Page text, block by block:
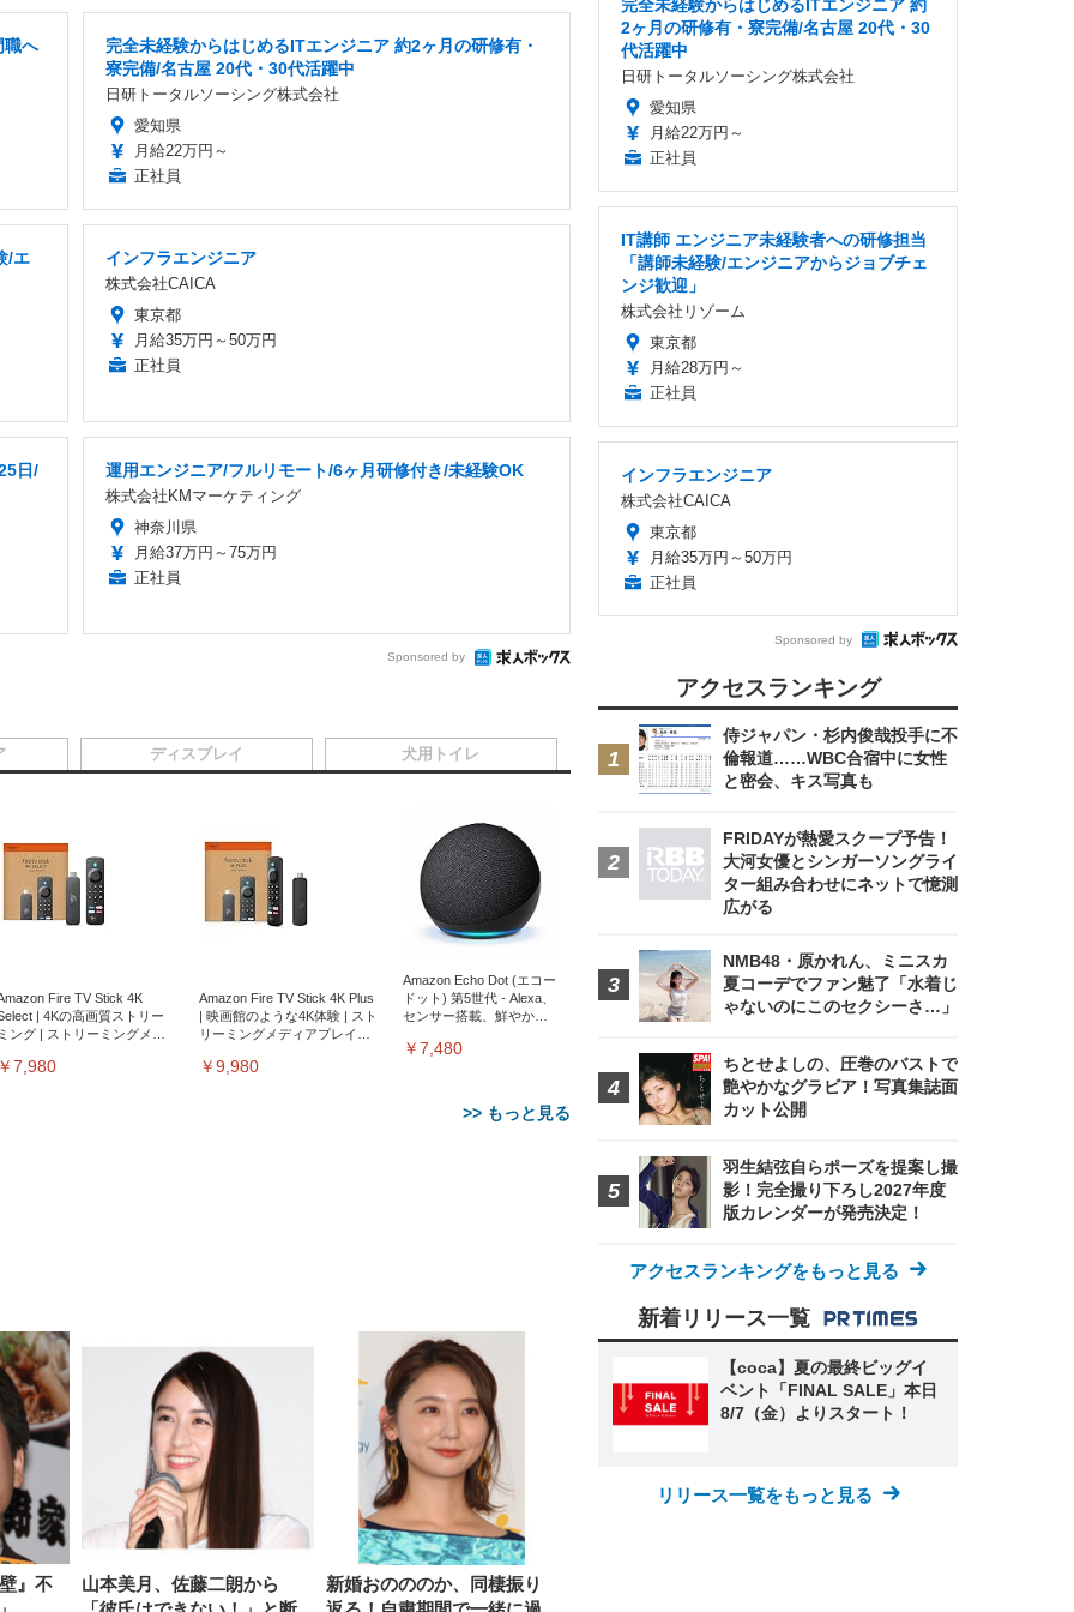
職へ
完全未経験からはじめるITエンジニア 約2ヶ月の研修有・
寮完備/名古屋 20代・30代活躍中
日研トータルソーシング株式会社
愛知県
月給22万円～
正社員
/エ インフラエンジニア
株式会社CAICA
東京都
月給35万円～50万円
正社員
日/ 運用エンジニア/フルリモート/6ヶ月研修付き/未経験OK
株式会社KMマーケティング
神奈川県
月給37万円～75万円
正社員
Sponsored by
Fire TV Stick 4K
| 4Kの高画質ストリー
ング | ストリーミングメデ
7,980
Amazon Fire TV Stick 4K Plus
| 映画館のような4K体験 | スト
リーミングメディアプレイヤ
￥9,980
Amazon Echo Dot (エコー
ドット) 第5世代 - Alexa、
センサー搭載、鮮やかな
￥7,480
>> もっと見る
オフィスチェア デスク
ェア 疲れない テレワーク
ェア 強化バックレスト 30
ロッキング機能 人間工学 椅
腰サポート 90度跳ね上げ
アームレスト 3Dヘッドレス
ハンガー付き 高反発クッシ
ン PCチェア 通気性メッシ
ゲーミング/勉強/事務用 お
ゃれ パソコンチェア (ブラ
ク)
7,680
Sezlife オフィスチェア デスク
チェア 疲れない テレワーク
チェア 強化バックレスト 30度
ロッキング機能 人間工学 椅子
腰サポート 90度跳ね上げ式ア
ームレスト 3Dヘッドレスト
ハンガー付き 高反発クッショ
ン PCチェア 通気性メッシュ
ゲーミング/勉強/事務用 おし
ゃれ パソコンチェア (ホワイ
ト)
￥7,680
ANDWINT オフィスチェ
ア デスクチェア 肘なし メ
ッシュ 通気性 ランバーサ
ポート付き 腰サポート ガ
ス圧無段階昇降 360度回
転 キャスター付き コンパ
クト 幅52×奥行58.5×高さ
84～96cm テレワーク 在
宅勤務 ブラック
￥4,139
ディスプレイ
品】27"ゲーミングモ
DualSense 充電フッ
（CFI-ZDM1J）
E2724HS 27インチ 液晶モ
ニター フル
HD（1920×1080）VA 非光
沢 HDMI/DisplayPort/VGA
スピーカー内蔵 高さ調整 ス
イベル VESA対応
ComfortView ビジネス向け
￥15,800
【MiniLED/24.5inch/280Hz/FHD】
GRAPHT THE SHOOTER
Gaming Monitor 24” Essential ゲ
ーミングモニター QD 24.5インチ
1ms FHD 量子ドット 残像低減 (3
年保証 | 輝点保証 | 日本メーカー)
￥34,980
犬用トイレ
オ・ルーライフ ネオ・オム
L 中型犬用 26枚入り 単品
1,800
Smart Basic(スマートベーシ
ック) 【Amazon.co.jp限定】
Smart Basic アイリスオーヤマ
ペットシーツ 超厚型 お徳用
ワイド 100枚入 (x 1) (ケース
販売)
￥3,670
アイリスオーヤマ ペット
シーツ 超厚型 お徳用 レギ
ュラー 200枚入
【Amazon.co.jp限定】
￥3,731
』不
山本美月、佐藤二朗から
新婚おのののか、同棲振り
完全未経験からはじめるITエンジニア 約
2ヶ月の研修有・寮完備/名古屋 20代・30
代活躍中
日研トータルソーシング株式会社
愛知県
月給22万円～
正社員
IT講師 エンジニア未経験者への研修担当
「講師未経験/エンジニアからジョブチェ
ンジ歓迎」
株式会社リゾーム
東京都
月給28万円～
正社員
インフラエンジニア
株式会社CAICA
東京都
月給35万円～50万円
正社員
Sponsored by
アクセスランキング
侍ジャパン・杉内俊哉投手に不
倫報道……WBC合宿中に女性
と密会、キス写真も
FRIDAYが熱愛スクープ予告！
大河女優とシンガーソングライ
ター組み合わせにネットで憶測
広がる
NMB48・原かれん、ミニスカ
夏コーデでファン魅了「水着じ
ゃないのにこのセクシーさ…」
ちとせよしの、圧巻のバストで
艶やかなグラビア！写真集誌面
カット公開
羽生結弦自らポーズを提案し撮
影！完全撮り下ろし2027年度
版カレンダーが発売決定！
アクセスランキングをもっと見る
新着リリース一覧
【coca】夏の最終ビッグイ
ベント「FINAL SALE」本日
8/7（金）よりスタート！
リリース一覧をもっと見る